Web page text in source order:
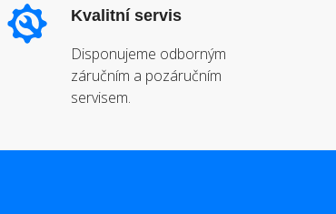
Kvalitní servis
Disponujeme odborným
záručním a pozáručním
servisem.